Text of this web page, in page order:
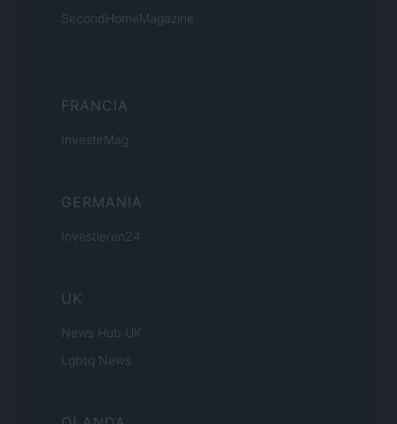
SecondHomeMagazine
FRANCIA
InvestirMag
GERMANIA
Investieren24
UK
News Hub UK
Lgbtq News